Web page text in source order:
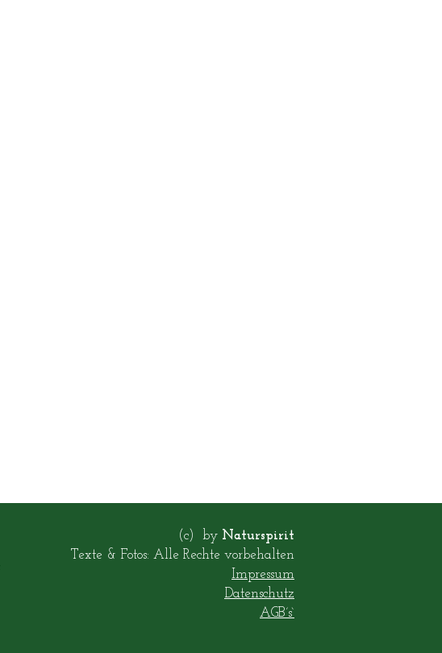
(c) by Naturspirit
Texte & Fotos: Alle Rechte vorbehalten
Impressum
Datenschutz
AGB´s`